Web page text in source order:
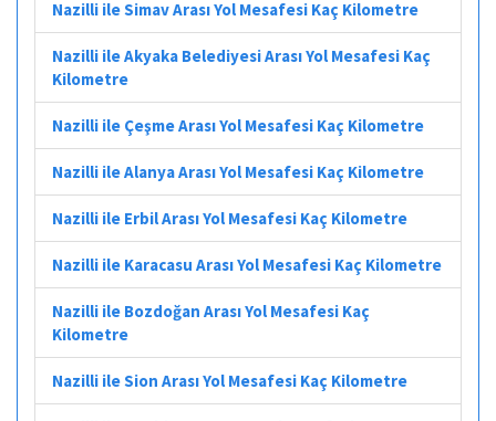
Nazilli ile Simav Arası Yol Mesafesi Kaç Kilometre
Nazilli ile Akyaka Belediyesi Arası Yol Mesafesi Kaç
Kilometre
Nazilli ile Çeşme Arası Yol Mesafesi Kaç Kilometre
Nazilli ile Alanya Arası Yol Mesafesi Kaç Kilometre
Nazilli ile Erbil Arası Yol Mesafesi Kaç Kilometre
Nazilli ile Karacasu Arası Yol Mesafesi Kaç Kilometre
Nazilli ile Bozdoğan Arası Yol Mesafesi Kaç
Kilometre
Nazilli ile Sion Arası Yol Mesafesi Kaç Kilometre